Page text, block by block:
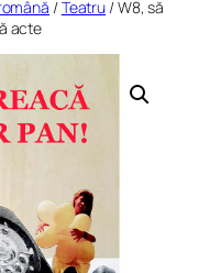
/Teatru / W8, să
acte